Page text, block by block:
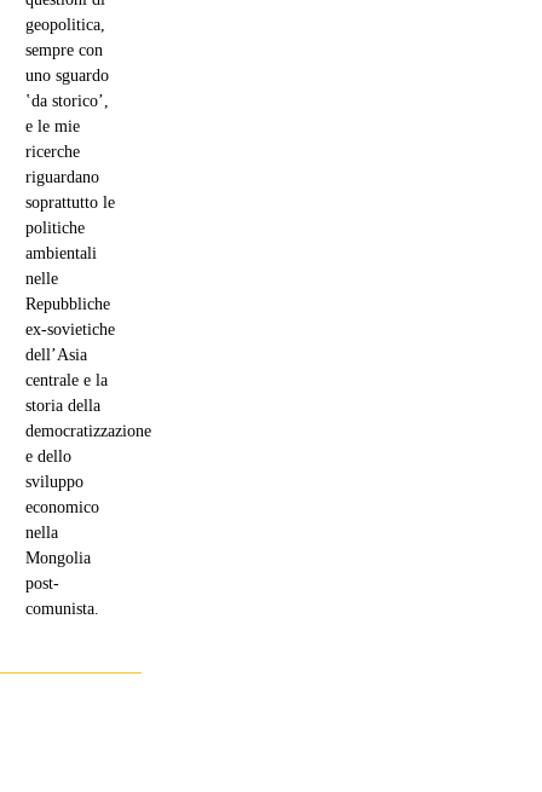
geopolitica,
sempre con
uno sguardo
ʽda storicoʼ,
e le mie
ricerche
riguardano
soprattutto le
politiche
ambientali
nelle
Repubbliche
ex-sovietiche
dell’Asia
centrale e la
storia della
democratizzazione
e dello
sviluppo
economico
nella
Mongolia
post-
comunista.